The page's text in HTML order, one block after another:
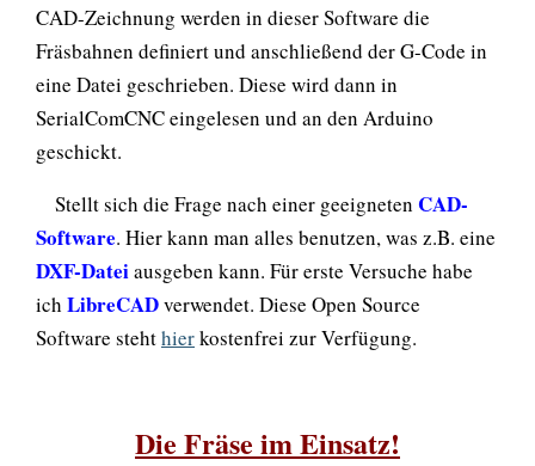
CAD-Zeichnung werden in dieser Software die
Fräsbahnen definiert und anschließend der G-Code in
eine Datei geschrieben. Diese wird dann in
SerialComCNC eingelesen und an den Arduino
geschickt.
Stellt sich die Frage nach einer geeigneten CAD-
Software. Hier kann man alles benutzen, was z.B. eine
DXF-Dateiausgeben kann. Für erste Versuche habe
ich LibreCADverwendet. Diese Open Source
Software stehthierkostenfrei zur Verfügung.
Die Fräse im Einsatz!